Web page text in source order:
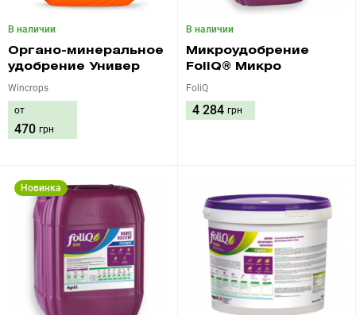
В наличии
Органо-минеральное
удобрение Универ
Wincrops
от
470 грн
В наличии
Микроудобрение
FoliQ® Микро
FoliQ
4 284 грн
Новинка